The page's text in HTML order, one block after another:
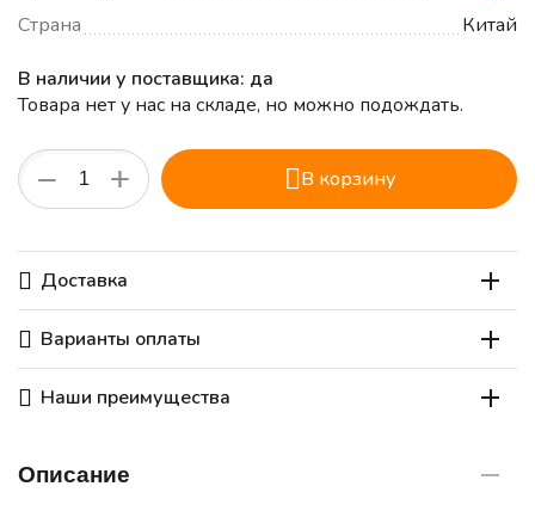
Страна
Китай
В наличии у поставщика: да
Товара нет у нас на складе, но можно подождать.
+
− В корзину
Доставка
Варианты оплаты
Наши преимущества
Описание